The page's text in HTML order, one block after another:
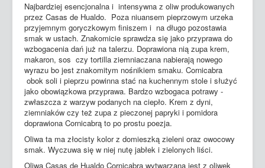
Najbardziej esencjonalna i intensywna z oliw produkowanych
przez Casas de Hualdo. Poza niuansem pieprzowym urzeka
przyjemnym goryczkowym finiszem i na długo pozostawia
smak w ustach. Znakomicie sprawdza się jako przyprawa do
wzbogacenia dań już na talerzu. Doprawiona nią zupa krem,
makaron, sos czy tortilla ziemniaczana nabierają nowego
wyrazu bo jest znakomitym nośnikiem smaku. Cornicabra
obok soli i pieprzu powinna stać na kuchennym stole i służyć
jako obowiązkowa przyprawa. Bardzo wzbogaca potrawy -
zwłaszcza z warzyw podanych na ciepło. Krem z dyni,
ziemniaków czy też zupa z pieczonej papryki i pomidora
doprawiona Cornicabrą to po prostu poezja.
Oliwa ta ma złocisty kolor z domieszką zieleni oraz owocowy
smak. Wyczuwa się w niej nutę jabłek i zielonych liści.
Oliwa Casas de Hualdo Cornicabra wytwarzana jest z oliwek